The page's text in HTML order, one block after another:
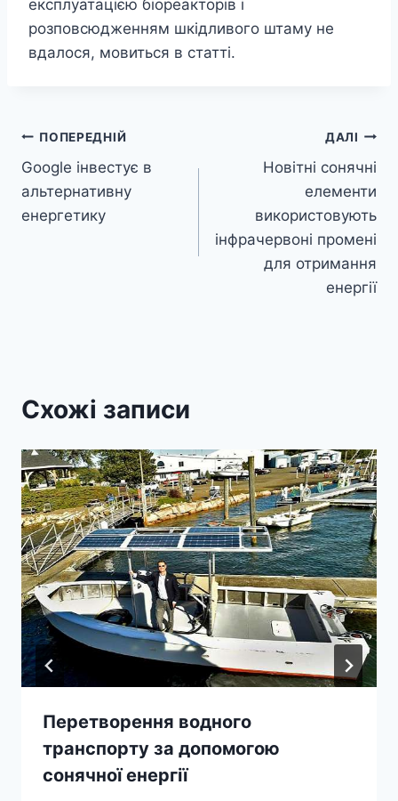
експлуатацією біореакторів і
розповсюдженням шкідливого штаму не
вдалося, мовиться в статті.
Навігація
записів
ПОПЕРЕДНІЙ
Google інвестує в
альтернативну
енергетику
ДАЛІ
Новітні сонячні
елементи
використовують
інфрачервоні промені
для отримання
енергії
Схожі записи
Перетворення водного
транспорту за допомогою
сонячної енергії